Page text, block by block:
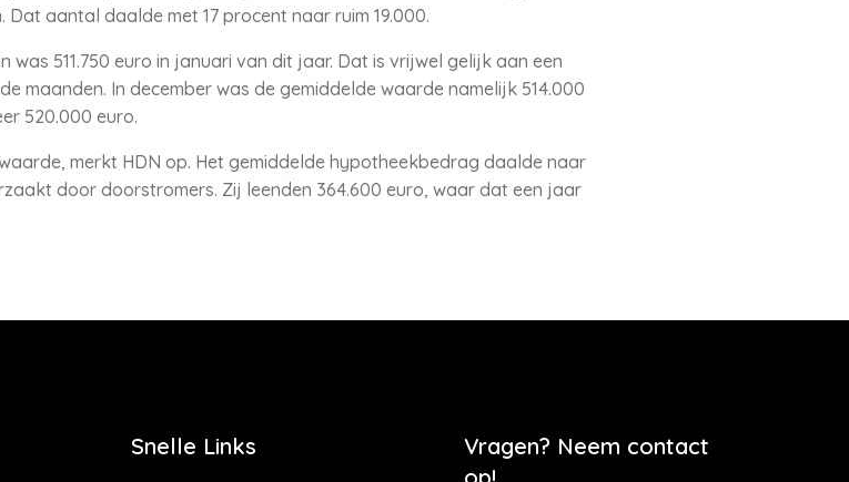
aantal daalde met 17 procent naar ruim 19.000.
511.750 euro in januari van dit jaar. Dat is vrijwel gelijk aan een
maanden. In december was de gemiddelde waarde namelijk 514.000
520.000 euro.
merkt HDN op. Het gemiddelde hypotheekbedrag daalde naar
door doorstromers. Zij leenden 364.600 euro, waar dat een jaar
Snelle Links
Vragen? Neem contact